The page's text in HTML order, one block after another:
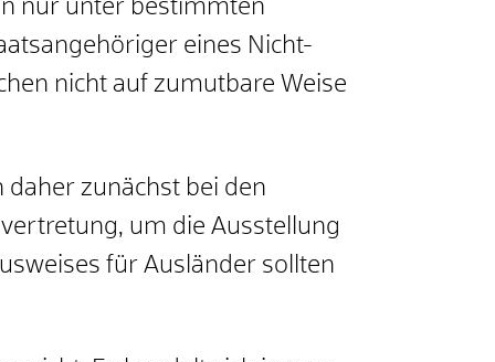
nur unter bestimmten
eines Nicht-
nicht auf zumutbare Weise
daher zunächst bei den
um die Ausstellung
für Ausländer sollten